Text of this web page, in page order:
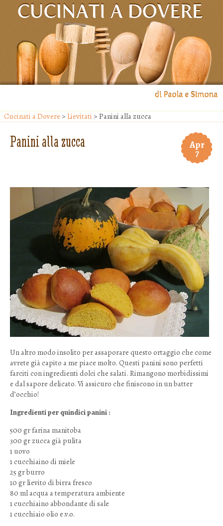
Cucinati a Dovere
Il blog di Paola e Simona
Cucinati a Dovere > Lievitati > Panini alla zucca
Apr
7
Panini alla zucca
Un altro modo insolito per assaporare questo ortaggio che come
avrete già capito a me piace molto. Questi panini sono perfetti
farciti con ingredienti dolci che salati. Rimangono morbidissimi
e dal sapore delicato. Vi assicuro che finiscono in un batter
d’occhio!
Ingredienti per quindici panini :
500 gr farina manitoba
300 gr zucca già pulita
1 uovo
1 cucchiaino di miele
25 gr burro
10 gr lievito di birra fresco
80 ml acqua a temperatura ambiente
1 cucchiaino abbondante di sale
1 cucchiaio olio e.v.o.